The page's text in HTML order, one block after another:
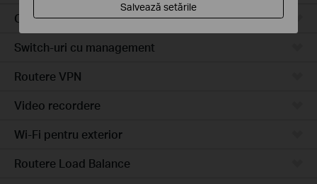
Camere video
Switch-uri cu management
Routere VPN
Video recordere
Wi-Fi pentru exterior
Routere Load Balance
Salvează setările